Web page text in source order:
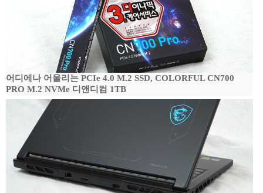
어디에나 어울리는 PCIe 4.0 M.2 SSD, COLORFUL CN700
PRO M.2 NVMe 디앤디컴 1TB